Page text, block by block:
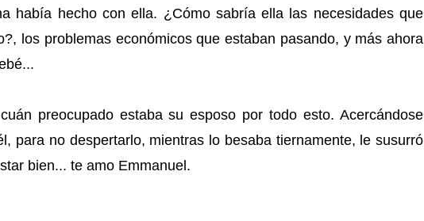
había hecho con ella. ¿Cómo sabría ella las necesidades que
los problemas económicos que estaban pasando, y más ahora
preocupado estaba su esposo por todo esto. Acercándose
para no despertarlo, mientras lo besaba tiernamente, le susurró
bien... te amo Emmanuel.